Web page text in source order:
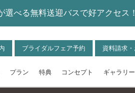
選べる無料送迎バスで好アクセス！
プラン 特典 コンセプト ギャラリー
ブライダルフェア予約 資料請求